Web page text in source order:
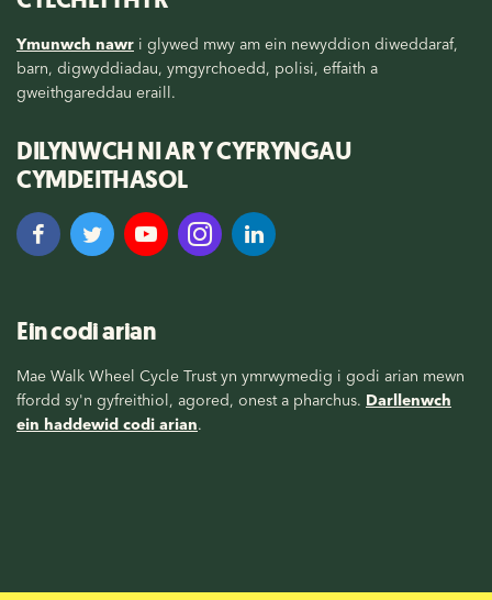
Ymunwch nawr i glywed mwy am ein newyddion diweddaraf,
barn, digwyddiadau, ymgyrchoedd, polisi, effaith a
gweithgareddau eraill.
DILYNWCH NI AR Y CYFRYNGAU
CYMDEITHASOL
Ein codi arian
Mae Walk Wheel Cycle Trust yn ymrwymedig i godi arian mewn
ffordd sy'n gyfreithiol, agored, onest a pharchus. Darllenwch
ein haddewid codi arian.